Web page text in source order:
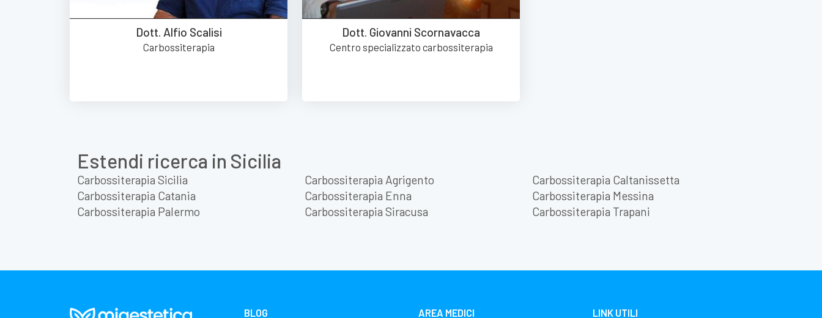
Dott. Alfio Scalisi
Carbossiterapia
Dott. Giovanni Scornavacca
Centro specializzato carbossiterapia
Estendi ricerca in Sicilia
Carbossiterapia Sicilia Carbossiterapia Agrigento
Carbossiterapia Caltanissetta
Carbossiterapia Catania
Carbossiterapia Enna
Carbossiterapia Messina
Carbossiterapia Palermo
Carbossiterapia Siracusa Carbossiterapia Trapani
BLOG AREA MEDICI LINK UTILI